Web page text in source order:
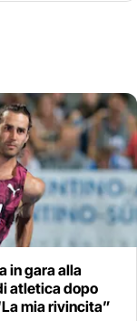
in gara alla
atletica dopo
mia rivincita”